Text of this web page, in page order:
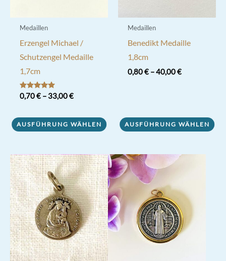
Medaillen
Erzengel Michael /
Schutzengel Medaille
1,7cm
Bewertet mit
5.00
0,70€– 33,00€
AUSFÜHRUNG WÄHLEN
Produkt
mehrere
Varianten
auf.
Die
Optionen
können
auf
der
Medaillen
Benedikt Medaille
1,8cm
0,80€–40,00€
AUSFÜHRUNG WÄHLEN
weist
mehrere
auf.
Die
Optionen
können
auf
der
Produktseite